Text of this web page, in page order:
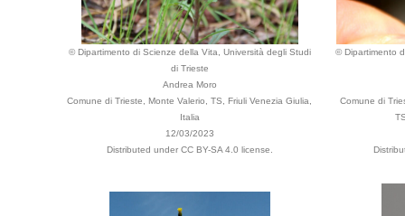
© Dipartimento di Scienze della Vita, Università degli Studi
di Trieste
Andrea Moro
Comune di Trieste, Monte Valerio, TS, Friuli Venezia Giulia,
Italia
12/03/2023
Distributed under CC BY-SA 4.0 license.
© Dipartimento
Comune di